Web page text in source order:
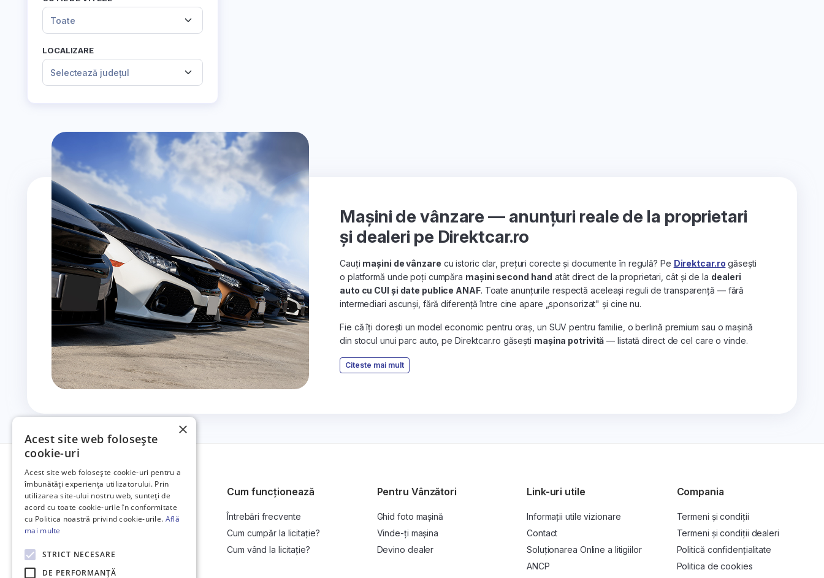
Toate
LOCALIZARE
Selectează județul
Mașini de vânzare — anunțuri reale de la proprietari
și dealeri pe Direktcar.ro
Cauți mașini de vânzare cu istoric clar, prețuri corecte și documente în regulă? Pe Direktcar.ro găsești
o platformă unde poți cumpăra mașini second hand atât direct de la proprietari, cât și de la dealeri
auto cu CUI și date publice ANAF. Toate anunțurile respectă aceleași reguli de transparență — fără
intermediari ascunși, fără diferență între cine apare „sponsorizat" și cine nu.
Fie că îți dorești un model economic pentru oraș, un SUV pentru familie, o berlină premium sau o mașină
din stocul unui parc auto, pe Direktcar.ro găsești mașina potrivită — listată direct de cel care o vinde.
Citeste mai mult
Platformă de anunțuri auto și licitații
auto online.
Cum funcționează
Întrebări frecvente
Cum cumpăr la licitație?
Cum vând la licitație?
Pentru Vânzători
Ghid foto mașină
Vinde-ți mașina
Devino dealer
Link-uri utile
Informații utile vizionare
Contact
Soluționarea Online a litigiilor
ANCP
Compania
Termeni și condiții
Termeni și condiții dealeri
Politică confidențialitate
Politica de cookies
×
Acest site web folosește
cookie-uri
Acest site web folosește cookie-uri pentru a
îmbunătăți experiența utilizatorului. Prin
utilizarea site-ului nostru web, sunteți de
acord cu toate cookie-urile în conformitate
cu Politica noastră privind cookie-urile. Află
mai multe
STRICT NECESARE
DE PERFORMANȚĂ